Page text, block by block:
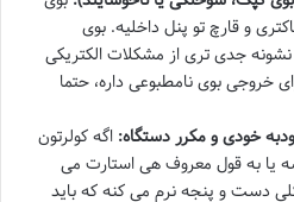
و قارچ تو پنل داخلیه. بوی
جدی تری از مشکلات الکتریکی
خروجی بوی نامطبوعی داره، حتما
خودی و مکرر دستگاه: اگه کولرتون
به قول معروف هی استارت می
دست و پنجه نرم می کنه که باید